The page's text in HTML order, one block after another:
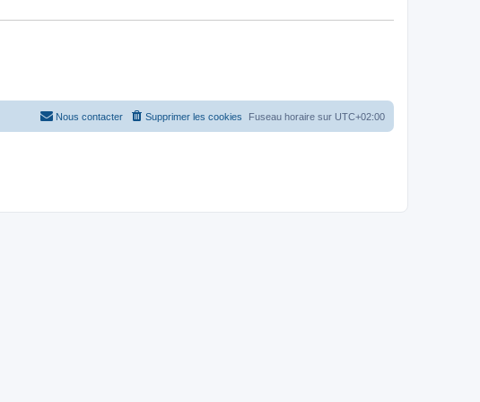
Fuseau horaire sur UTC+02:00
Supprimer les cookies
Nous contacter